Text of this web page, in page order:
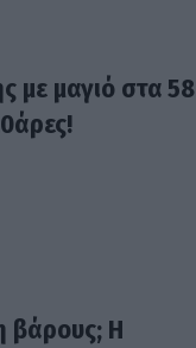
με μαγιό στα 58
βάρους; Η